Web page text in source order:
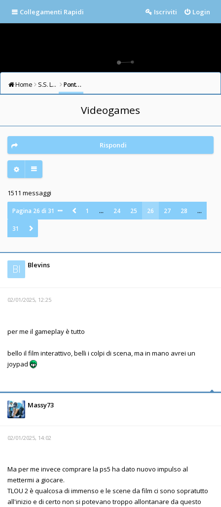
Collegamenti Rapidi Login
Iscriviti
Home S.S. LAZIO FORUM Ponte Milvio
Videogames
Rispondi
1511 messaggi
Pagina 26 di 31 1 … 24 25 26 27 28 …
31
Bl Blevins
02/01/2025, 12:25
per me il gameplay è tutto
bello il film interattivo, belli i colpi di scena, ma in mano avrei un
joypad
Massy73
02/01/2025, 14:02
Ma per me invece comprare la ps5 ha dato nuovo impulso al
mettermi a giocare.
TLOU 2 è qualcosa di immenso e le scene da film ci sono sopratutto
all'inizio e di certo non si potevano troppo allontanare da questo